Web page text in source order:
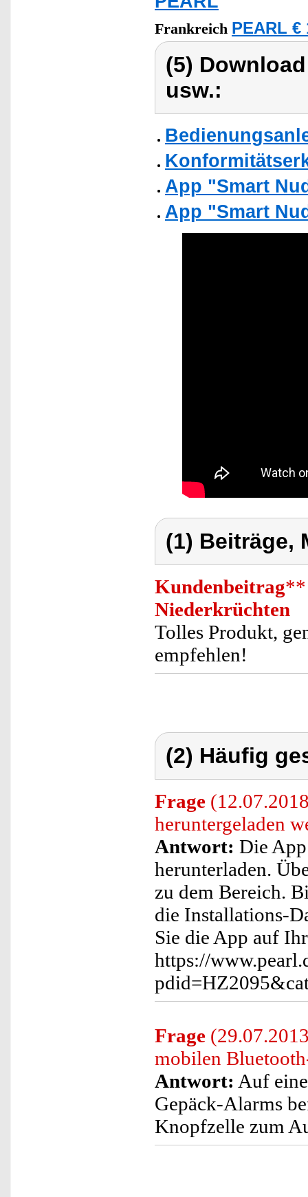
Frankreich PEARL €
(5)
usw.:
App "Smart
App "Smart
(1) Beiträge,
Kundenbeitrag**
Niederkrüchten
Tolles Produkt,
empfehlen!
(2) Häufig
Frage
heruntergeladen
Antwort: Die
herunterladen.
zu dem Bereich.
die Installations-
Sie die App auf
https://
Frage
mobilen
Antwort: Auf
Gepäck-Alarms
Knopfzelle zum